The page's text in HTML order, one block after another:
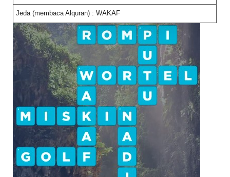
Jeda (membaca Alquran) : WAKAF